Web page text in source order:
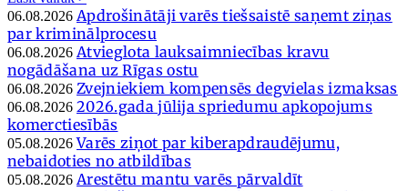
06.08.2026 Apdrošinātāji varēs tiešsaistē saņemt ziņas
par kriminālprocesu
06.08.2026 Atvieglota lauksaimniecības kravu
nogādāšana uz Rīgas ostu
06.08.2026 Zvejniekiem kompensēs degvielas izmaksas
06.08.2026 2026.gada jūlija spriedumu apkopojums
komerctiesībās
05.08.2026 Varēs ziņot par kiberapdraudējumu,
nebaidoties no atbildības
05.08.2026 Arestētu mantu varēs pārvaldīt